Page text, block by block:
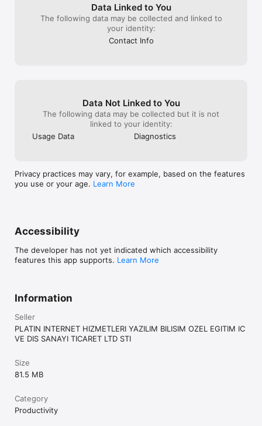
Mağazanızda aksiyon bekleyen siparişlerinizin detaylarını
hızlıca görüntüleyebilir ve sipariş durumunu yönetebilirken,
geçmiş siparişlerinize kolaylıkla ulaşabilirsiniz.
Data Linked to You
The following data may be collected and linked to
your identity:
Contact Info
Data Not Linked to You
The following data may be collected but it is not
linked to your identity:
Usage Data
Diagnostics
Privacy practices may vary, for example, based on the features
you use or your age. Learn More
Accessibility
The developer has not yet indicated which accessibility
features this app supports. Learn More
Information
Seller
PLATIN INTERNET HIZMETLERI YAZILIM BILISIM OZEL EGITIM IC
VE DIS SANAYI TICARET LTD STI
Size
81.5 MB
Category
Productivity